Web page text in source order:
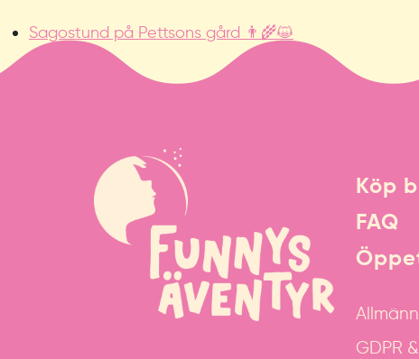
Sagostund på Pettsons gård 👨‍🌾😺
Köp
FAQ
GDPR